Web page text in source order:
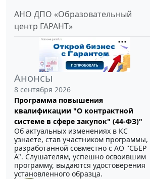
АНО ДПО «Образовательный
центр ГАРАНТ»
Анонсы
8 сентября 2026
Программа повышения
квалификации "О контрактной
системе в сфере закупок" (44-ФЗ)"
Об актуальных изменениях в КС
узнаете, став участником программы,
разработанной совместно с АО ''СБЕР
А". Слушателям, успешно освоившим
программу, выдаются удостоверения
установленного образца.